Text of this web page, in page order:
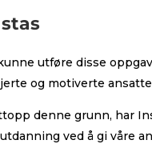
utføre disse
og motiverte
denne grunn, har
ved å gi våre